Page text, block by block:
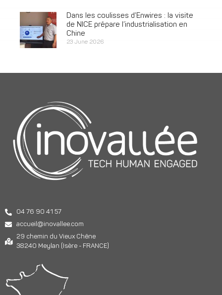
Dans les coulisses d’Enwires : la visite
de NICE prépare l’industrialisation en
Chine
23 June 2026
04 76 90 41 57
accueil@inovallee.com
29 chemin du Vieux Chêne
38240 Meylan (Isère - FRANCE)